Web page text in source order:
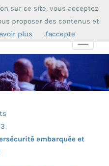
Toggle
embarquée et
sur ce site, vous acceptez
proposer des contenus et
plus J'accepte